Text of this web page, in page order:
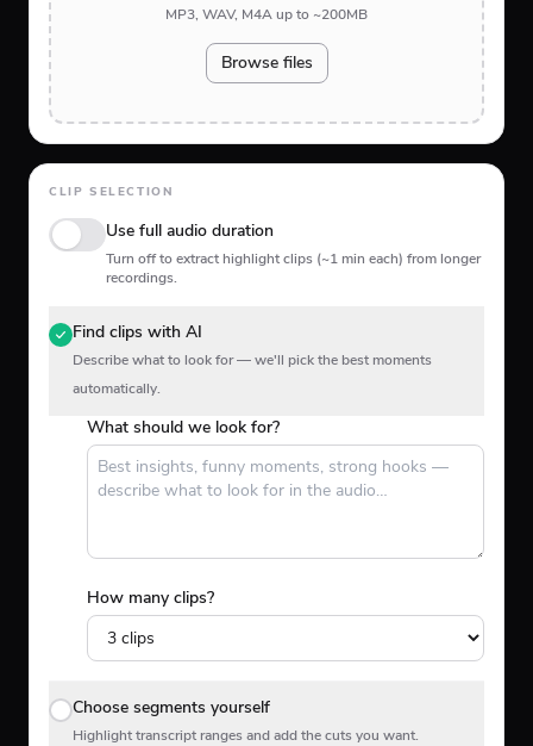
MP3, WAV, M4A up to ~200MB
Browse files
CLIP SELECTION
Use full audio duration
Turn off to extract highlight clips (~1 min each) from longer
recordings.
Find clips with AI
Describe what to look for — we'll pick the best moments
automatically.
What should we look for?
How many clips?
Choose segments yourself
Highlight transcript ranges and add the cuts you want.